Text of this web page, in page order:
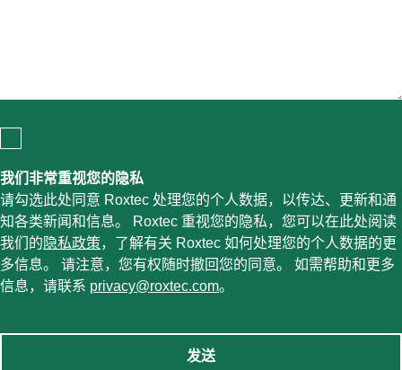
我们非常重视您的隐私
请勾选此处同意 Roxtec 处理您的个人数据，以传达、更新和通
知各类新闻和信息。 Roxtec 重视您的隐私，您可以在此处阅读
我们的 隐私政策，了解有关 Roxtec 如何处理您的个人数据的更
多信息。 请注意，您有权随时撤回您的同意。 如需帮助和更多
信息，请联系 privacy@roxtec.com。
发送